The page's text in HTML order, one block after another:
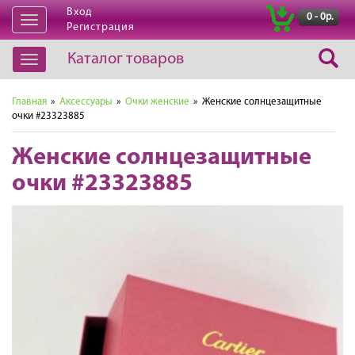
Открыть
навигацию
Вход
Регистрация
0 - 0р.
Открыть
навигацию
Каталог товаров
Главная » Аксессуары » Очки женские » Женские солнцезащитные
очки #23323885
Женские солнцезащитные
очки #23323885